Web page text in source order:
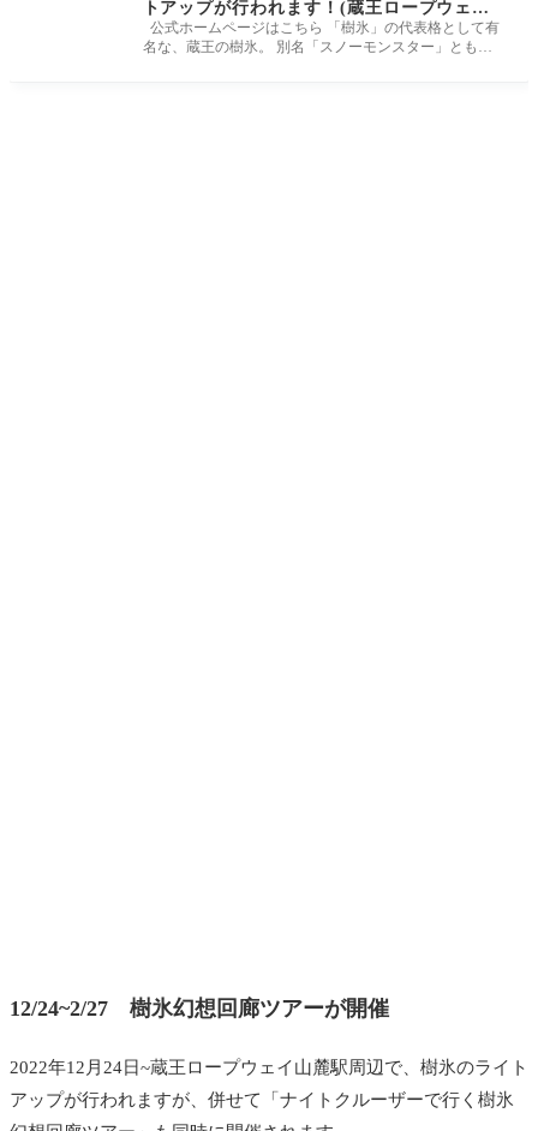
トアップが行われます！(蔵王ロープウェ
イ）
公式ホームページはこちら 「樹氷」の代表格として有
名な、蔵王の樹氷。 別名「スノーモンスター」とも言
12/24~2/27 樹氷幻想回廊ツアーが開催
2022年12月24日~蔵王ロープウェイ山麓駅周辺で、樹氷のライト
アップが行われますが、併せて「ナイトクルーザーで行く樹氷